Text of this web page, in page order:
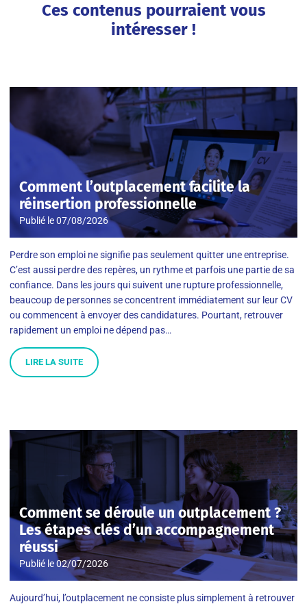
Ces contenus pourraient vous
intéresser !
Comment l’outplacement facilite la
réinsertion professionnelle
Publié le07/08/2026
Perdre son emploi ne signifie pas seulement quitter une entreprise.
C’est aussi perdre des repères, un rythme et parfois une partie de sa
confiance. Dans les jours qui suivent une rupture professionnelle,
beaucoup de personnes se concentrent immédiatement sur leur CV
ou commencent à envoyer des candidatures. Pourtant, retrouver
rapidement un emploi ne dépend pas…
LIRE LA SUITE
Comment se déroule un outplacement ?
Les étapes clés d’un accompagnement
réussi
Publié le02/07/2026
Aujourd’hui, l’outplacement ne consiste plus simplement à retrouver